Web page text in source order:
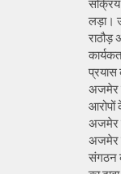
सक्रिय
लड़ा।
प्रयास
अजमेर
आरोपों
अजमेर
अजमेर
संगठन